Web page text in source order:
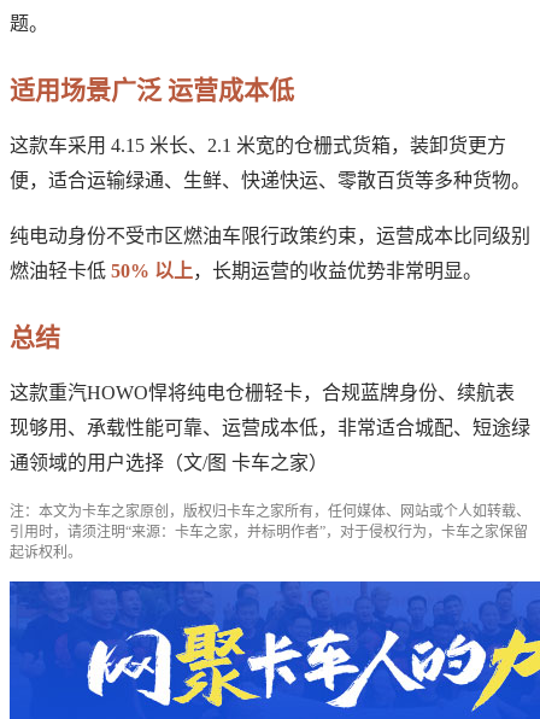
题。
适用场景广泛 运营成本低
这款车采用 4.15 米长、2.1 米宽的仓栅式货箱，装卸货更方
便，适合运输绿通、生鲜、快递快运、零散百货等多种货物。
纯电动身份不受市区燃油车限行政策约束，运营成本比同级别
燃油轻卡低 50% 以上，长期运营的收益优势非常明显。
总结
这款重汽HOWO悍将纯电仓栅轻卡，合规蓝牌身份、续航表
现够用、承载性能可靠、运营成本低，非常适合城配、短途绿
通领域的用户选择（文/图 卡车之家）
注：本文为卡车之家原创，版权归卡车之家所有，任何媒体、网站或个人如转载、
引用时，请须注明“来源：卡车之家，并标明作者”，对于侵权行为，卡车之家保留
起诉权利。